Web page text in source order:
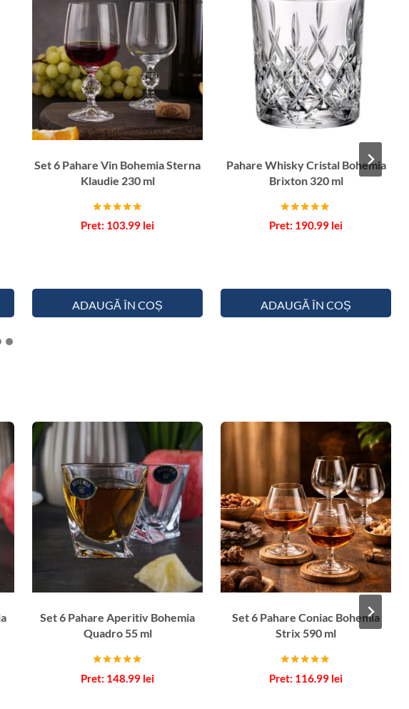
Set 6 Pahare Vin Bohemia Sterna
Klaudie 230 ml
Evaluat la
5.00
103.99 lei
ADAUGĂ ÎN COȘ
Pahare Whisky Cristal Bohemia
Brixton 320 ml
Evaluat la
5.00
190.99 lei
ADAUGĂ ÎN COȘ
Set 6 Pahare Aperitiv Bohemia
Quadro 55 ml
Evaluat la
5.00
148.99 lei
Set 6 Pahare Coniac Bohemia
Strix 590 ml
Evaluat la
5.00
116.99 lei